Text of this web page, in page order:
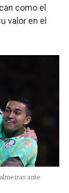
como el
valor en el
ante